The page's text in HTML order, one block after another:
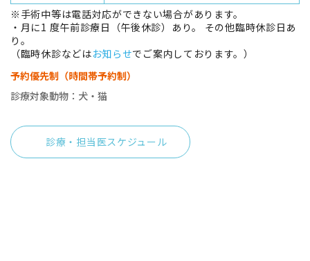
※手術中等は電話対応ができない場合があります。
・月に1 度午前診療日（午後休診）あり。 その他臨時休診日あ
り。
（臨時休診などはお知らせでご案内しております。）
予約優先制（時間帯予約制）
診療対象動物：犬・猫
診療・担当医スケジュール